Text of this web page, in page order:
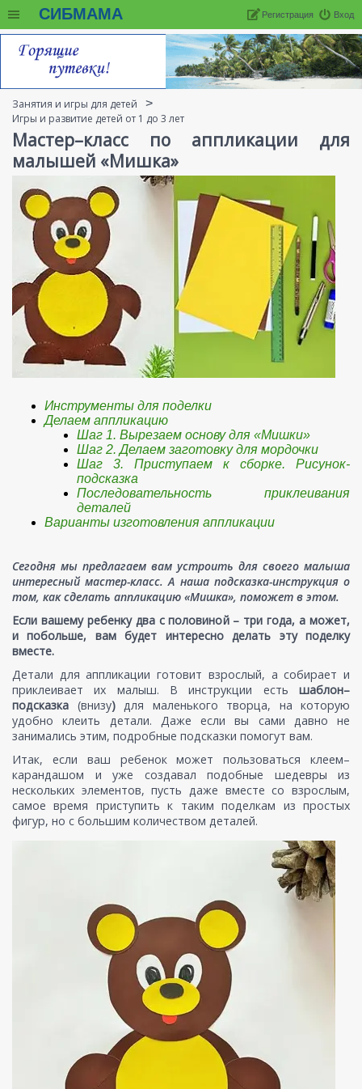
СИБМАМА Вход
Регистрация
Занятия и игры для детей
Игры и развитие детей от 1 до 3 лет
Мастер–класс по аппликации для
малышей «Мишка»
Инструменты для поделки
Делаем аппликацию
Шаг 1. Вырезаем основу для «Мишки»
Шаг 2. Делаем заготовку для мордочки
Шаг 3. Приступаем к сборке. Рисунок-
подсказка
Последовательность приклеивания
деталей
Варианты изготовления аппликации
Сегодня мы предлагаем вам устроить для своего малыша
интересный мастер-класс. А наша подсказка-инструкция о
том, как сделать аппликацию «Мишка», поможет в этом.
Если вашему ребенку два с половиной – три года, а может,
и побольше, вам будет интересно делать эту поделку
вместе.
Детали для аппликации готовит взрослый, а собирает и
приклеивает их малыш. В инструкции есть шаблон–
подсказка (внизу)для маленького творца, на которую
удобно клеить детали. Даже если вы сами давно не
занимались этим, подробные подсказки помогут вам.
Итак, если ваш ребенок может пользоваться клеем–
карандашом и уже создавал подобные шедевры из
нескольких элементов, пусть даже вместе со взрослым,
самое время приступить к таким поделкам из простых
фигур, но с большим количеством деталей.